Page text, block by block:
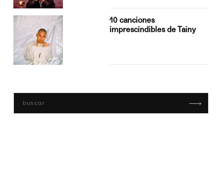
10 canciones
imprescindibles de Tainy